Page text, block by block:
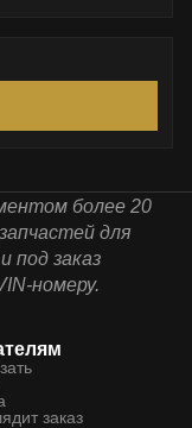
более 20
для
под заказ
номеру.
заказ